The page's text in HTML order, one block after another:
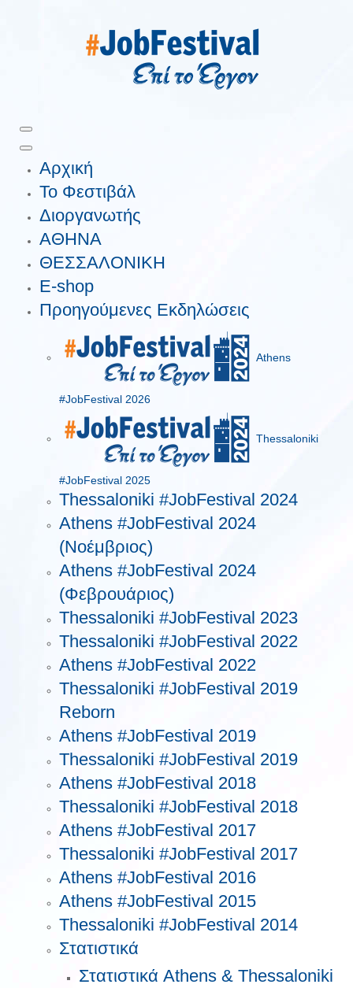
Αρχική
Το Φεστιβάλ
Διοργανωτής
ΑΘΗΝΑ
ΘΕΣΣΑΛΟΝΙΚΗ
E-shop
Προηγούμενες Εκδηλώσεις
Athens
#JobFestival 2026
Thessaloniki
#JobFestival 2025
Thessaloniki #JobFestival 2024
Athens #JobFestival 2024
(Νοέμβριος)
Athens #JobFestival 2024
(Φεβρουάριος)
Thessaloniki #JobFestival 2023
Thessaloniki #JobFestival 2022
Athens #JobFestival 2022
Thessaloniki #JobFestival 2019
Reborn
Athens #JobFestival 2019
Thessaloniki #JobFestival 2019
Athens #JobFestival 2018
Thessaloniki #JobFestival 2018
Athens #JobFestival 2017
Τhessaloniki #JobFestival 2017
Athens #JobFestival 2016
Athens #JobFestival 2015
Thessaloniki #JobFestival 2014
Στατιστικά
Στατιστικά Athens & Thessaloniki